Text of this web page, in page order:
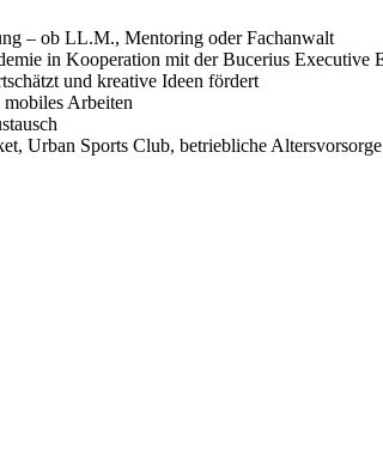
– ob LL.M., Mentoring oder Fachanwalt
in Kooperation mit der Bucerius Executive
und kreative Ideen fördert
Arbeiten
Urban Sports Club, betriebliche